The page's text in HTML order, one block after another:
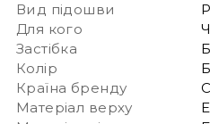
Вид підошви
Для кого
Застібка
Колір
Країна бренду
Матеріал верху